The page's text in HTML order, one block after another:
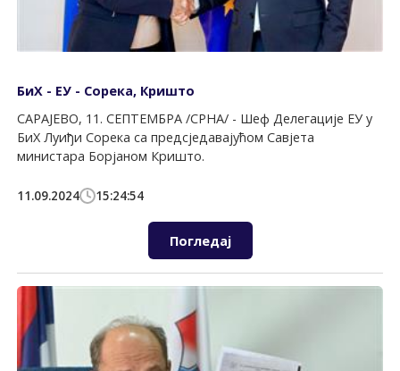
БиХ - ЕУ - Сорека, Кришто
САРАЈЕВО, 11. СЕПТЕМБРА /СРНА/ - Шеф Делегације ЕУ у
БиХ Луиђи Сорека са предсједавајућом Савјета
министара Борјаном Кришто.
11.09.2024 15:24:54
Погледај